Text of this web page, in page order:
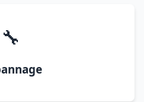
🔧